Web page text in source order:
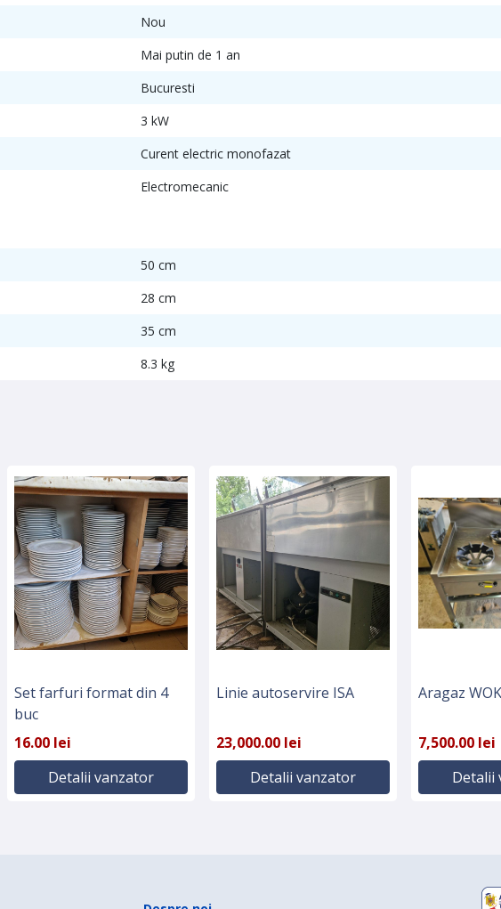
Nou
Mai putin de 1 an
Bucuresti
3 kW
Curent electric monofazat
Electromecanic
50 cm
28 cm
35 cm
8.3 kg
Set farfuri format din 4
buc
16.00 lei
Detalii vanzator
Linie autoservire ISA
23,000.00 lei
Detalii vanzator
Aragaz
7,500.00 lei
Detalii